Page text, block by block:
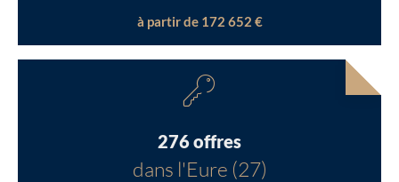
à partir de 172 652 €
276 offres
dans l'Eure (27)